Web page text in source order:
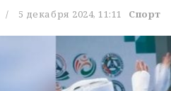
5 декабря 2024, 11:11 Спорт